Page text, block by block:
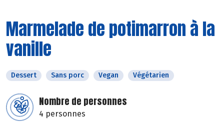
Marmelade de potimarron à la
vanille
Dessert Sans porc Vegan Végétarien
Nombre de personnes
4 personnes